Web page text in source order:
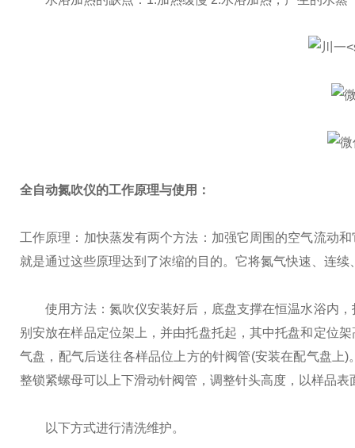
全自动氮吹仪的工作原理与使用：
工作原理：加快蒸发有两个方法：加强它周围的空气流动
就是通过这些原理达到了浓缩的目的。它将氮气快速、连
使用方法：氮吹仪安装好后，底盘支撑在恒温水浴内，
别安放在样品定位架上，并由托盘托起，其中托盘和定位
气盘，配气后送往各样品位上方的针阀管(安装在配气盘上
整锁紧螺母可以上下滑动针阀管，调整针头高度，以样品
以下方式进行清洗维护。